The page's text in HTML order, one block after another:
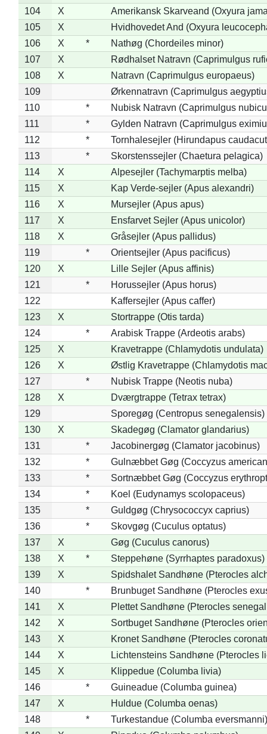
104 X
Amerikansk Skarveand (Oxyura
105
X
Hvidhovedet And (Oxyura
106
X *
Nathøg (Chordeiles minor)
107
X
Rødhalset Natravn (Caprimulgus
108
X
Natravn (Caprimulgus europaeus)
109
Ørkennatravn (Caprimulgus
110
*
Nubisk Natravn (Caprimulgus
111
*
Gylden Natravn (Caprimulgus
112
*
Tornhalesejler (Hirundapus
113
*
Skorstenssejler (Chaetura pelagica)
114
X
Alpesejler (Tachymarptis melba)
115
X
Kap Verde-sejler (Apus alexandri)
116
X
Mursejler (Apus apus)
117
X
Ensfarvet Sejler (Apus unicolor)
118
X
Gråsejler (Apus pallidus)
119
*
Orientsejler (Apus pacificus)
120
X
Lille Sejler (Apus affinis)
121
*
Horussejler (Apus horus)
122
Kaffersejler (Apus caffer)
123
X
Stortrappe (Otis tarda)
124
*
Arabisk Trappe (Ardeotis arabs)
125
X
Kravetrappe (Chlamydotis undulata)
126
X
Østlig Kravetrappe (Chlamydotis
127
*
Nubisk Trappe (Neotis nuba)
128
X
Dværgtrappe (Tetrax tetrax)
129
Sporegøg (Centropus senegalensis)
130
X
Skadegøg (Clamator glandarius)
131
*
Jacobinergøg (Clamator jacobinus)
132
*
Gulnæbbet Gøg (Coccyzus
133
*
Sortnæbbet Gøg (Coccyzus
134
*
Koel (Eudynamys scolopaceus)
135
*
Guldgøg (Chrysococcyx caprius)
136
*
Skovgøg (Cuculus optatus)
137
X
Gøg (Cuculus canorus)
138
X *
Steppehøne (Syrrhaptes paradoxus)
139
X
Spidshalet Sandhøne (Pterocles
140
*
Brunbuget Sandhøne (Pterocles
141
X
Plettet Sandhøne (Pterocles
142
X
Sortbuget Sandhøne (Pterocles
143
X
Kronet Sandhøne (Pterocles
144
X
Lichtensteins Sandhøne (Pterocles
145
X
Klippedue (Columba livia)
146
*
Guineadue (Columba guinea)
147
X
Huldue (Columba oenas)
148
*
Turkestandue (Columba eversmanni)